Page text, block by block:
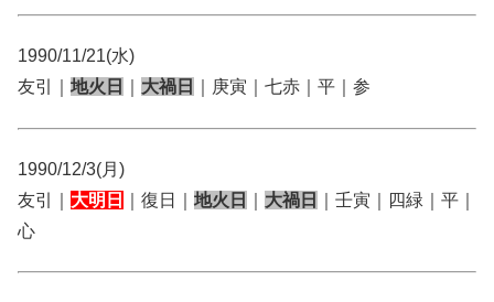
1990/11/21(水)
友引｜ 地火日 大禍日 ｜庚寅｜七赤｜平｜参
1990/12/3(月)
友引｜ 大明日 ｜復日｜ 地火日 大禍日
｜壬寅｜四緑｜平｜
心